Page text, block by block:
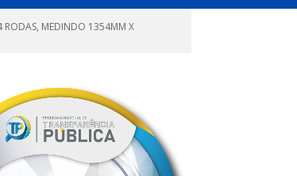
RODAS, MEDINDO 1354MM X